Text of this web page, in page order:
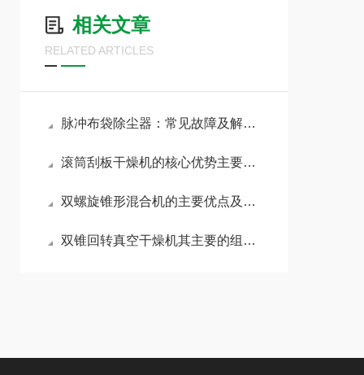
相关文章
RELATED ARTICLES
脉冲布袋除尘器：常见故障及解决方法​
滚筒刮板干燥机的核心优势主要有哪些？
双螺旋锥形混合机的主要优点及应用解析
双锥回转真空干燥机其主要的组成部分是什么？